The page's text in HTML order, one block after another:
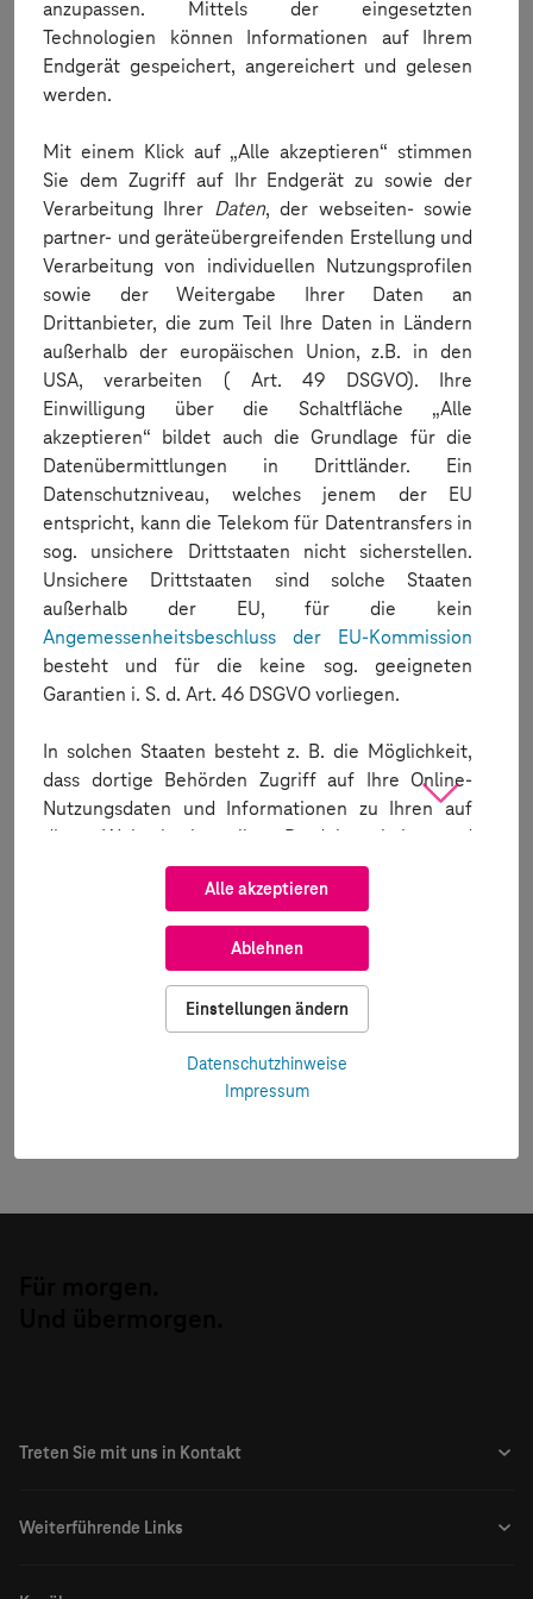
iOS application support
iOS enterprise applications can now be auto-trusted. For
further information:
The issues where the dump was not seen in some
Cyder application was excluded fromCloseAllApplications
Android commands
The failure to send DeviceRegion commands in automation
for Android devices has been fixed.
The issue with the notification panel automatically closing
has been fixed.
Android application support
Camera2 framework is now supported for simulateCapture in
Android 14 & 15 beta.
Appium Server - Support for Axe DevTools for Accessibility Testing
Appium Server images will now support the Axe DevTools
plugin as of Appium 2.11.3
AI-Powered Self Healing
We fixed an issue preventing healed locators from appearing
in video reports.
Application REST APIs
Release version and build version are now included in the
List Installed Application API
You can now uninstall applications using the package name or
API
Latest Browser and OS Version Support
Beta
anzupassen. Mittels der eingesetzten
Technologien können Informationen auf Ihrem
Endgerät gespeichert, angereichert und gelesen
werden.
Mit einem Klick auf „Alle akzeptieren“ stimmen
Sie dem Zugriff auf Ihr Endgerät zu sowie der
Verarbeitung Ihrer Daten, der webseiten- sowie
partner- und geräteübergreifenden Erstellung und
Verarbeitung von individuellen Nutzungsprofilen
sowie der Weitergabe Ihrer Daten an
Drittanbieter, die zum Teil Ihre Daten in Ländern
außerhalb der europäischen Union, z.B. in den
USA, verarbeiten ( Art. 49 DSGVO). Ihre
Einwilligung über die Schaltfläche „Alle
akzeptieren“ bildet auch die Grundlage für die
Datenübermittlungen in Drittländer. Ein
Datenschutzniveau, welches jenem der EU
entspricht, kann die Telekom für Datentransfers in
sog. unsichere Drittstaaten nicht sicherstellen.
Unsichere Drittstaaten sind solche Staaten
außerhalb der EU, für die kein
Angemessenheitsbeschluss der EU-Kommission
besteht und für die keine sog. geeigneten
Garantien i. S. d. Art. 46 DSGVO vorliegen.
In solchen Staaten besteht z. B. die Möglichkeit,
dass dortige Behörden Zugriff auf Ihre Online-
Nutzungsdaten und Informationen zu Ihren auf
dieser Webseite bestellten Produkten haben und
dass die Ausübung Ihrer Rechte als von der
Datenverarbeitung betroffene Person
ausgeschlossen oder zumindest eingeschränkt ist.
Informationen über Drittlandübermittlungen
hier. Die Daten werden teilweise mit
soziodemografischen Informationen (wie z.B.
Geschlecht, Altersdekade und PLZ-Bereich)
ergänzt und für Analysen, Retargeting und zur
Ausspielung von personalisierten Inhalten und
Daten zusammengeführt.
gebuchte Produkte), die über einen Cookie und
zugeordnet werden.
Alle akzeptieren
Ablehnen
Einstellungen ändern
Datenschutzhinweise
Impressum